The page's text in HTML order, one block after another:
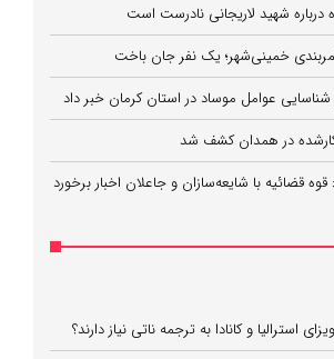
شهید لاریجانی نادرست است
کمربندی خمینی‌شهر؛ یک نفر جان باخت
شناسایی عوامل موساد در استان کرمان خبر داد
قضائیه با شایعه‌سازان و جاعلان اخبار برخورد
استرالیا و کانادا به ترجمه ناتی نیاز دارند؟